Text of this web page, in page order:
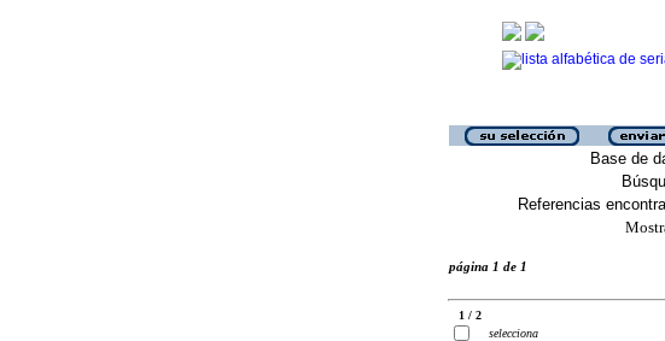
Base de
Referencias
página 1 de 1
1 / 2
selecciona